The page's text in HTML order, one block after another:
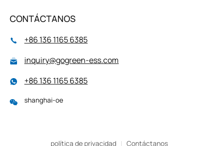
CONTÁCTANOS
+86 136 1165 6385
inquiry@gogreen-ess.com
+86 136 1165 6385
shanghai-oe
política de privacidad Contáctanos